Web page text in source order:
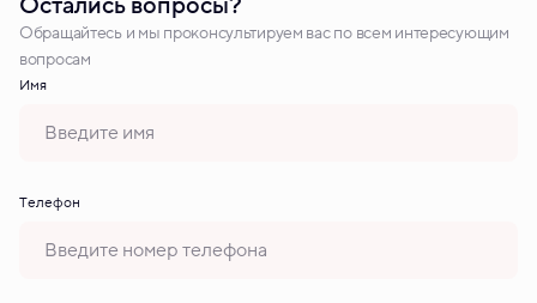
Обращайтесь и мы проконсультируем вас по всем интересующим
вопросам
Имя
Tелефон